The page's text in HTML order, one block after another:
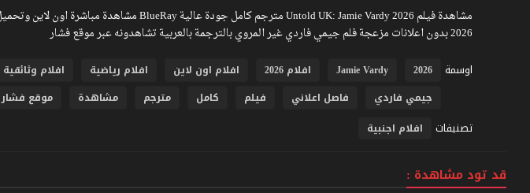
2026 بدون اعلانات مزعجة فلم جيمي فاردي غير المروي بالترجمة بالعربية تشاهدونه عبر موقع فشار
اوسمة
2026
Jamie Vardy افلام 2026 افلام اون لاين افلام رياضية افلام وثائقية
جيمي فاردي
فاصل اعلاني فيلم كامل مترجم مشاهدة موقع فشار
تصنيفات افلام اجنبية
قد تود مشاهدة :